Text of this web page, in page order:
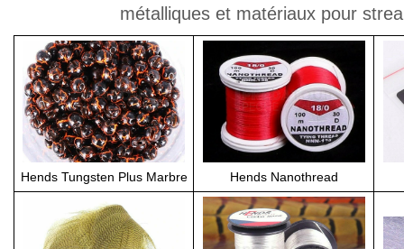
métalliques et matériaux pour
Hends Tungsten Plus Marbre Hends Nanothread